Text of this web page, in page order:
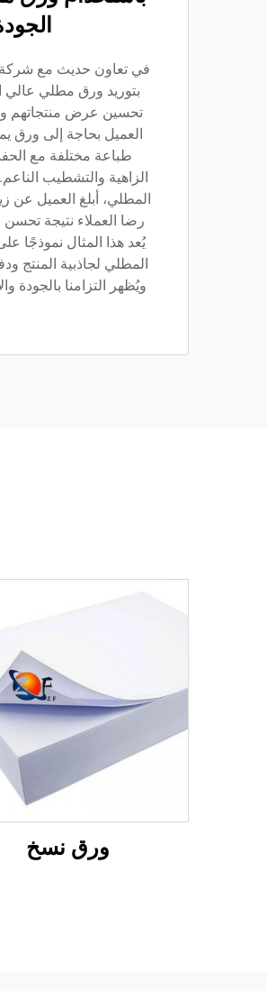
في تعاون حديث مع شركة
بتوريد ورق مطلي
تحسين عرض منتجاتهم
العميل بحاجة إلى ورق
طباعة مختلفة مع
الزاهية والتشطيب
رضا العملاء نتيجة تحسن
يُعد هذا المثال نموذجًا
المطلي لجاذبية المنتج
ويُظهر التزامنا بالجودة
ورق نسخ